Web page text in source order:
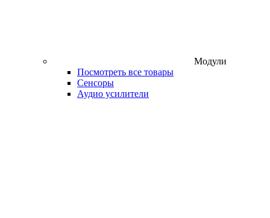
Модули
Посмотреть все товары
Сенсоры
Аудио усилители